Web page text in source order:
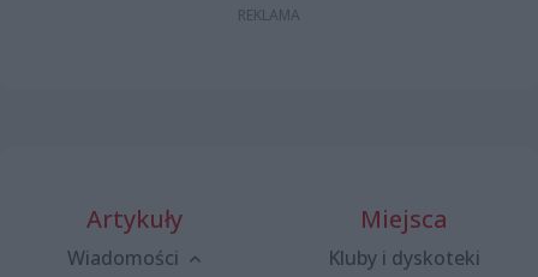
Artykuły
Wiadomości
Miejsca
Kluby i dyskoteki